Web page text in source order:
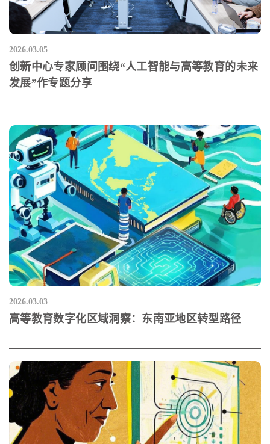
2026.03.05
创新中心专家顾问围绕“人工智能与高等教育的未来
发展”作专题分享
2026.03.03
高等教育数字化区域洞察：东南亚地区转型路径